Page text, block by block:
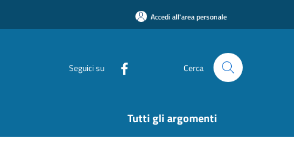
Accedi all'area personale
Seguici su Cerca
Tutti gli argomenti